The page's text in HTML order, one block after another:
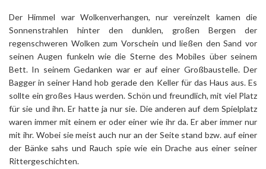
Der Himmel war Wolkenverhangen, nur vereinzelt kamen die
Sonnenstrahlen hinter den dunklen, großen Bergen der
regenschweren Wolken zum Vorschein und ließen den Sand vor
seinen Augen funkeln wie die Sterne des Mobiles über seinem
Bett. In seinem Gedanken war er auf einer Großbaustelle. Der
Bagger in seiner Hand hob gerade den Keller für das Haus aus. Es
sollte ein großes Haus werden. Schön und freundlich, mit viel Platz
für sie und ihn. Er hatte ja nur sie. Die anderen auf dem Spielplatz
waren immer mit einem er oder einer wie ihr da. Er aber immer nur
mit ihr. Wobei sie meist auch nur an der Seite stand bzw. auf einer
der Bänke sahs und Rauch spie wie ein Drache aus einer seiner
Rittergeschichten.